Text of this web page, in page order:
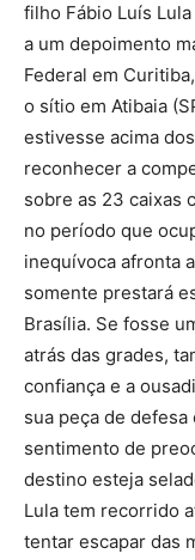
filho Fábio Luís
a um depoimento
Federal em
o sítio em Atibaia
estivesse acima
reconhecer a
sobre as 23 caixas
no período que
inequívoca afronta
somente prestará
Brasília. Se fosse
atrás das grades,
confiança e a
sua peça de defesa
sentimento de
destino esteja
Lula tem recorrido
tentar escapar das